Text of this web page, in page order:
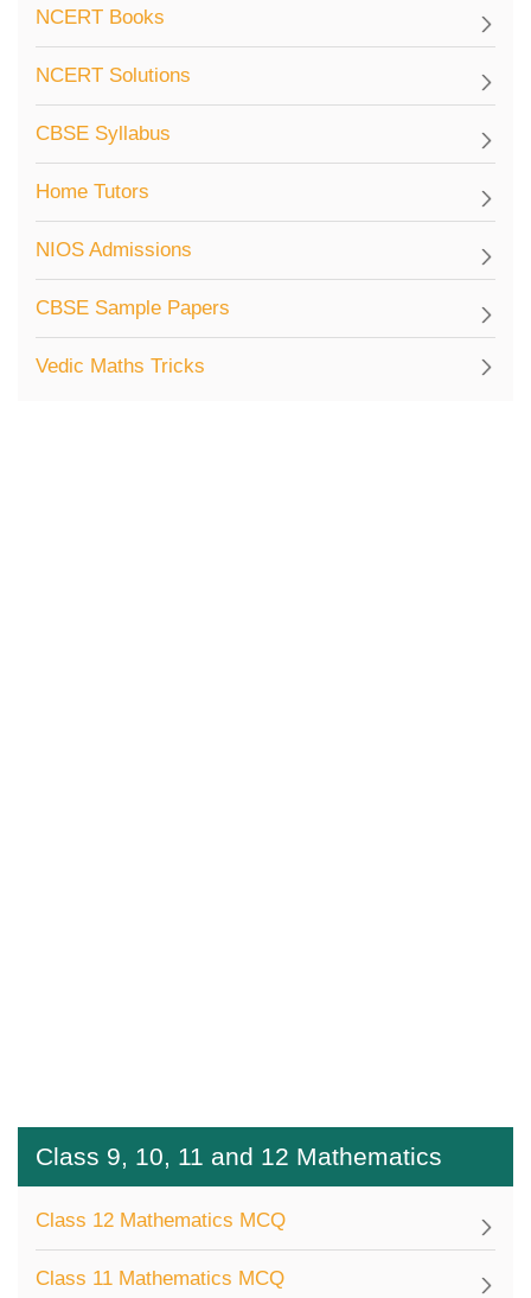
NCERT Books
NCERT Solutions
CBSE Syllabus
Home Tutors
NIOS Admissions
CBSE Sample Papers
Vedic Maths Tricks
Class 9, 10, 11 and 12 Mathematics
Class 12 Mathematics MCQ
Class 11 Mathematics MCQ